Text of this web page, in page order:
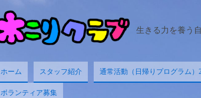
生きる力を養う
ホーム スタッフ紹介 通常活動（日帰りプログラム）
ボランティア募集